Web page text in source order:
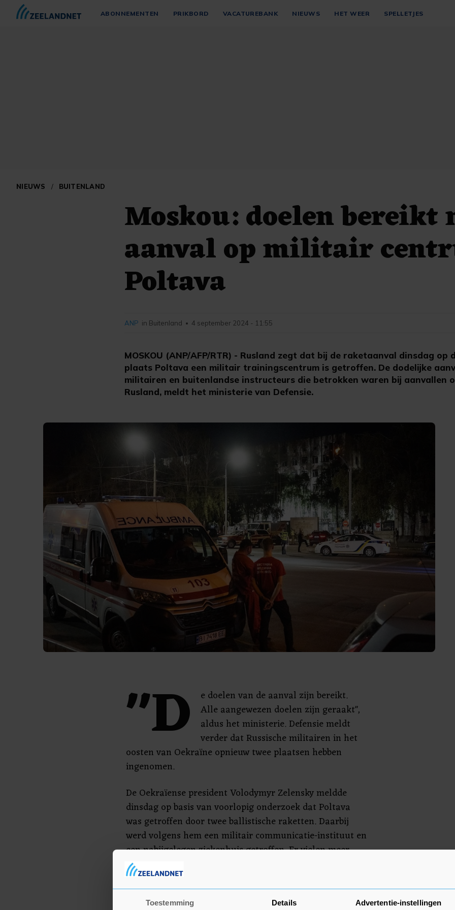
Toestemming Details Advertentie-instellingen
ABONNEMENTEN PRIKBORD VACATUREBANK NIEUWS HET WEER SPELLETJES
NIEUWS / BUITENLAND
Moskou: doelen bereikt
aanval op militair
Poltava
MOSKOU (ANP/AFP/RTR) - Rusland zegt dat bij de raketaanval dinsdag op
plaats Poltava een militair trainingscentrum is getroffen. De dodelijke
militairen en buitenlandse instructeurs die betrokken waren bij aanvallen
Rusland, meldt het ministerie van Defensie.
ANP in Buitenland • 4 september 2024 - 11:55
"D
e doelen van de aanval zijn bereikt.
Alle aangewezen doelen zijn geraakt",
aldus het ministerie. Defensie meldt
verder dat Russische militairen in het
oosten van Oekraïne opnieuw twee plaatsen hebben
ingenomen.
De Oekraïense president Volodymyr Zelensky meldde
dinsdag op basis van voorlopig onderzoek dat Poltava
was getroffen door twee ballistische raketten. Daarbij
werd volgens hem een militair communicatie-instituut en
een nabijgelegen ziekenhuis getroffen. Er vielen meer
dan vijftig doden en ongeveer 270 gewonden, aldus de
Oekraïense autoriteiten. Onder de doden was een
onbekend aantal militairen.